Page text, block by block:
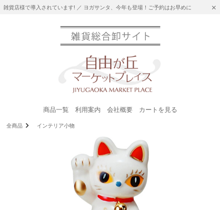
雑貨店様で導入されています! ／ ヨガサンタ、今年も登場！ご予約はお早めに
商品一覧 利用案内 会社概要 カートを見る
全商品 インテリア小物